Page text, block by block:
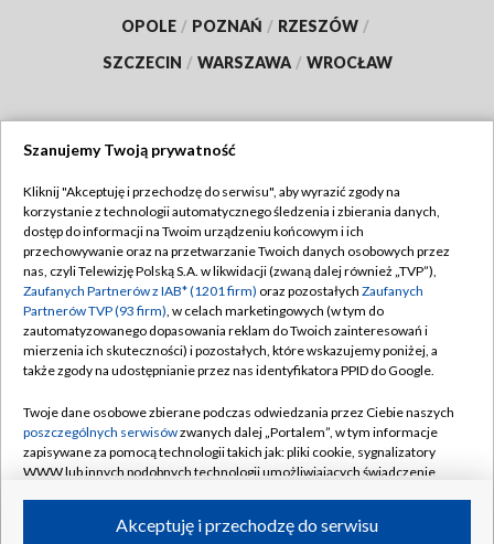
OPOLE / POZNAŃ / RZESZÓW /
SZCZECIN / WARSZAWA / WROCŁAW
TVP
Abonament TVP
Emisja w TVP
Centrum informacji TVP
Naziemna Telewizja Cyfrowa
Rada Programowa
System NOS
Informacje o nadawcy
Program dla prasy
Regulamin TVP
Polityka prywatności
Moje zgody
Pomoc
Kontakt
Kanały
Szanujemy Twoją prywatność
Kliknij "Akceptuję i przechodzę do serwisu", aby wyrazić zgody na
korzystanie z technologii automatycznego śledzenia i zbierania danych,
dostęp do informacji na Twoim urządzeniu końcowym i ich
przechowywanie oraz na przetwarzanie Twoich danych osobowych przez
nas, czyli Telewizję Polską S.A. w likwidacji (zwaną dalej również „TVP”),
Zaufanych Partnerów z IAB* (1201 firm) oraz pozostałych Zaufanych
Partnerów TVP (93 firm), w celach marketingowych (w tym do
zautomatyzowanego dopasowania reklam do Twoich zainteresowań i
mierzenia ich skuteczności) i pozostałych, które wskazujemy poniżej, a
także zgody na udostępnianie przez nas identyfikatora PPID do Google.
Twoje dane osobowe zbierane podczas odwiedzania przez Ciebie naszych
poszczególnych serwisówzwanych dalej „Portalem”, w tym informacje
zapisywane za pomocą technologii takich jak: pliki cookie, sygnalizatory
WWW lub innych podobnych technologii umożliwiających świadczenie
ruchu w Internecie.Akceptuję i przechodzę do serwisu